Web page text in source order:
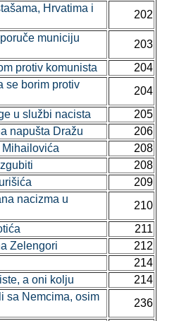
Hrvatima i
202
municiju
203
protiv komunista
204
se borim protiv
204
u službi nacista
205
napušta Dražu
206
208
208
209
nacizma u
210
211
Zelengori
212
214
a oni kolju
214
sa Nemcima, osim
236